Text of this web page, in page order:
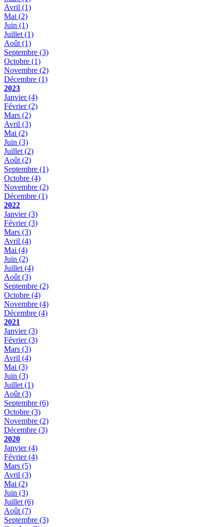
Avril (1)
Mai (2)
Juin (1)
Juillet (1)
Août (1)
Septembre (3)
Octobre (1)
Novembre (2)
Décembre (1)
2023
Janvier(4)
Février(2)
Mars (2)
Avril (3)
Mai (2)
Juin (3)
Juillet (2)
Août (2)
Septembre (1)
Octobre (4)
Novembre (2)
Décembre (1)
2022
Janvier(3)
Février(3)
Mars (3)
Avril (4)
Mai (4)
Juin (2)
Juillet (4)
Août (3)
Septembre (2)
Octobre (4)
Novembre (4)
Décembre (4)
2021
Janvier(3)
Février(3)
Mars (3)
Avril (4)
Mai (3)
Juin (3)
Juillet (1)
Août (3)
Septembre (6)
Octobre (3)
Novembre (2)
Décembre (3)
2020
Janvier(4)
Février(4)
Mars (5)
Avril (3)
Mai (2)
Juin (3)
Juillet (6)
Août (7)
Septembre (3)